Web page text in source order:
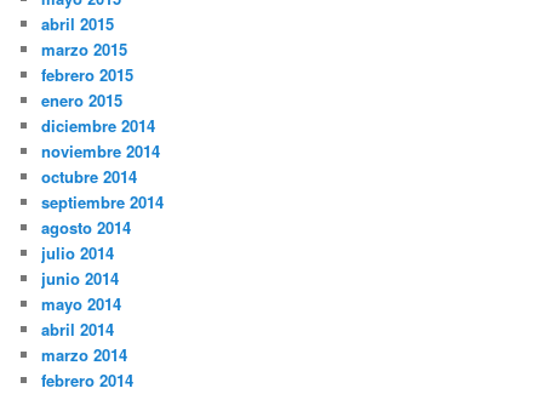
abril 2015
marzo 2015
febrero 2015
enero 2015
diciembre 2014
noviembre 2014
octubre 2014
septiembre 2014
agosto 2014
julio 2014
junio 2014
mayo 2014
abril 2014
marzo 2014
febrero 2014